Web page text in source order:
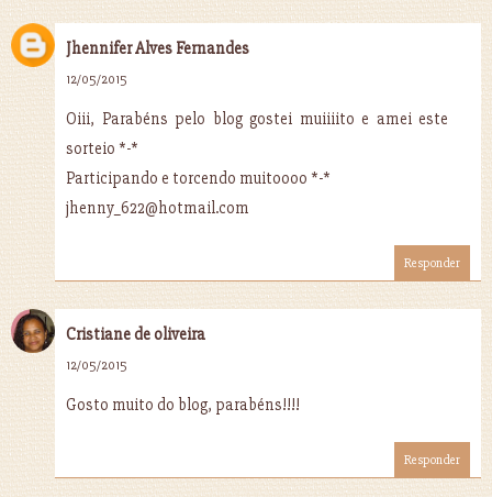
Jhennifer Alves Fernandes
12/05/2015
Oiii, Parabéns pelo blog gostei muiiiito e amei este
sorteio *-*
Participando e torcendo muitoooo *-*
jhenny_622@hotmail.com
Responder
Cristiane de oliveira
12/05/2015
Gosto muito do blog, parabéns!!!!
Responder